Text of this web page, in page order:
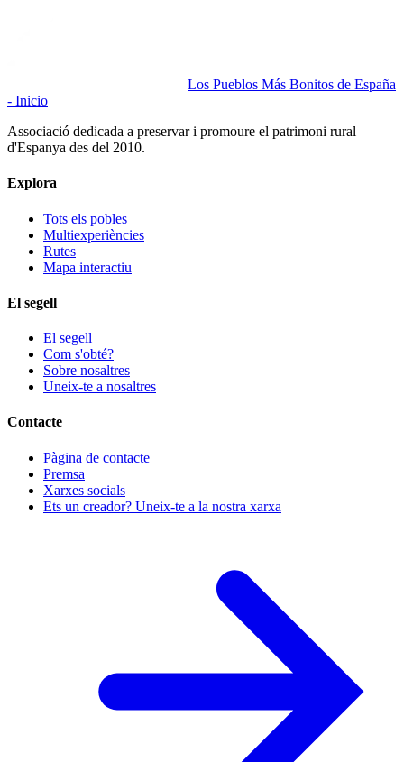
Los Pueblos Más Bonitos de España
- Inicio
Associació dedicada a preservar i promoure el patrimoni rural
d'Espanya des del 2010.
Explora
Tots els pobles
Multiexperiències
Rutes
Mapa interactiu
El segell
El segell
Com s'obté?
Sobre nosaltres
Uneix-te a nosaltres
Contacte
Pàgina de contacte
Premsa
Xarxes socials
Ets un creador? Uneix-te a la nostra xarxa